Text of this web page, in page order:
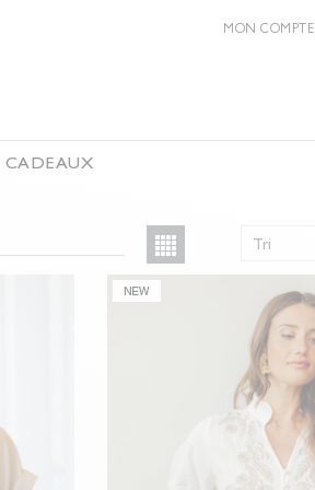
MON COMPTE
CADEAUX
Tri